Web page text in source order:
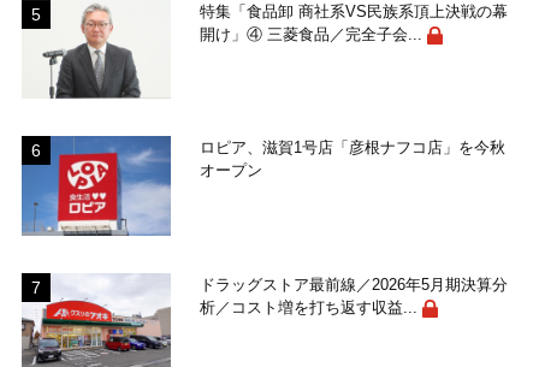
特集「食品卸 商社系VS民族系頂上決戦の幕
開け」④ 三菱食品／完全子会...
ロピア、滋賀1号店「彦根ナフコ店」を今秋
オープン
ドラッグストア最前線／2026年5月期決算分
析／コスト増を打ち返す収益...